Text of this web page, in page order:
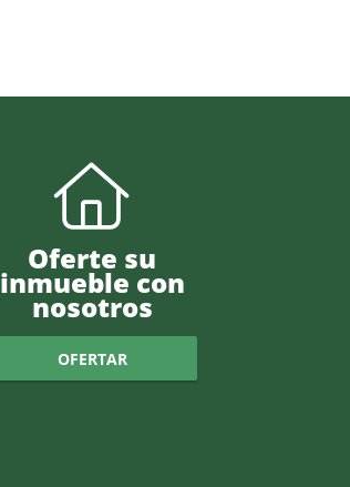
Oferte su
inmueble con
nosotros
OFERTAR